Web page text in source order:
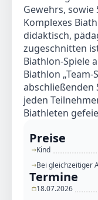
Gewehrs, sowie
Komplexes
didaktisch,
zugeschnitten
Biathlon-Spiele
Biathlon
abschließenden
jeden
Biathleten
Preise
Kind
Bei gleichzeitiger
Termine
18.07.2026